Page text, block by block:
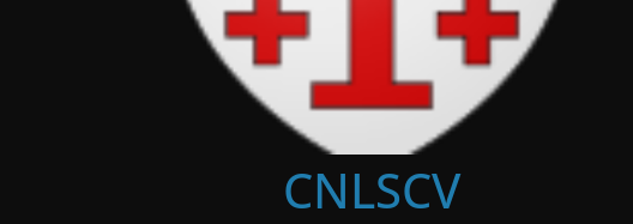
CNLSCV